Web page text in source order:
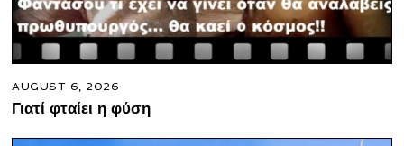
AUGUST 6, 2026
Γιατί φταίει η φύση